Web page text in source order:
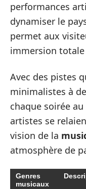
performances
dynamiser le
permet aux
immersion
Avec des pistes
minimalistes à
chaque soirée
artistes se
vision de la
atmosphère de
Genres
musicaux